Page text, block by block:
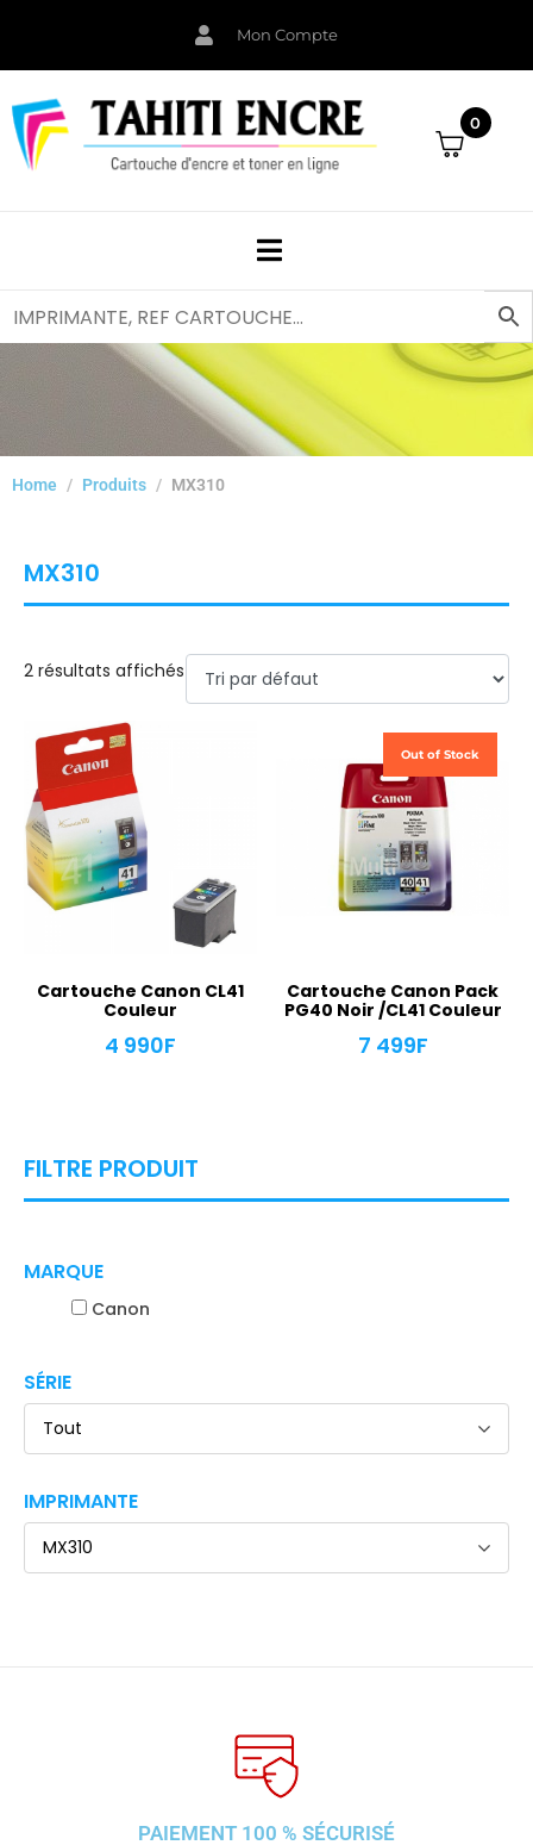
Mon Compte
0
Home Produits MX310
MX310
2 résultats affichés
Cartouche Canon CL41
Couleur
4 990F
Out of Stock
Cartouche Canon Pack
PG40 Noir /CL41 Couleur
7 499F
FILTRE PRODUIT
MARQUE
Canon
SÉRIE
Tout
IMPRIMANTE
MX310
PAIEMENT 100 % SÉCURISÉ